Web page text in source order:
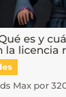
es y
la licencia
Max por